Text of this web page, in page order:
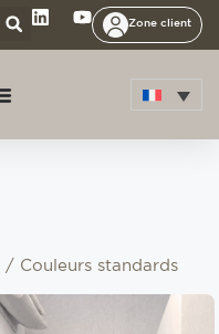
Zone client
/ Couleurs standards